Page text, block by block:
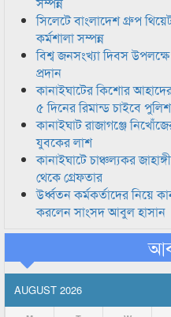
সিলেটে বাংলাদেশ গ্রুপ
কর্মশালা সম্পন্ন
বিশ্ব জনসংখ্যা দিবস
প্রদান
কানাইঘাটের কিশোর
৫ দিনের রিমান্ড চাইবে পুলিশ
কানাইঘাট রাজাগঞ্জে
যুবকের লাশ
কানাইঘাটে চাঞ্চল্যকর
থেকে গ্রেফতার
উর্ধ্বতন কর্মকর্তাদের নিয়ে
করলেন সাংসদ আবুল হাসান
AUGUST 2026